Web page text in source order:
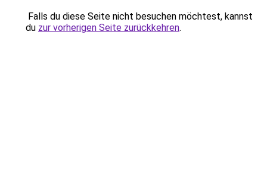
Falls du diese Seite nicht besuchen möchtest, kannst
du zur vorherigen Seite zurückkehren.